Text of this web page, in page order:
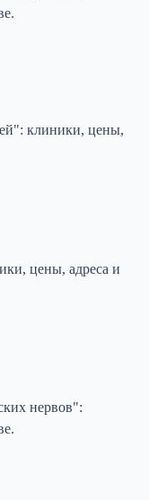
клиники, цены,
цены, адреса и
нервов":